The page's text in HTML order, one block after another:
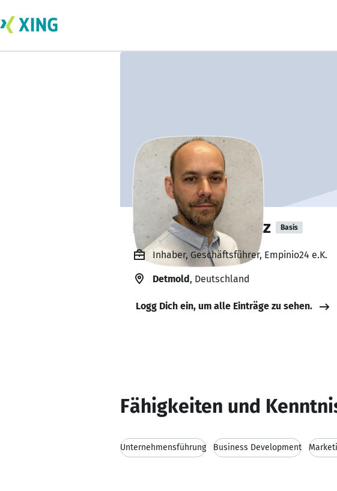
Rafal Romanowicz Basis
Inhaber, Geschäftsführer, Empinio24 e.K.
Detmold, Deutschland
Logg Dich ein, um alle Einträge zu sehen.
Fähigkeiten und
Unternehmensführung Business Development